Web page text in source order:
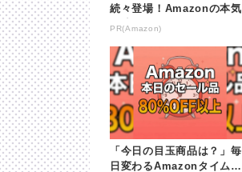
続々登場！Amazonの本気
が凄すぎる
PR(Amazon)
「今日の目玉商品は？」毎
日変わるAmazonタイムセ